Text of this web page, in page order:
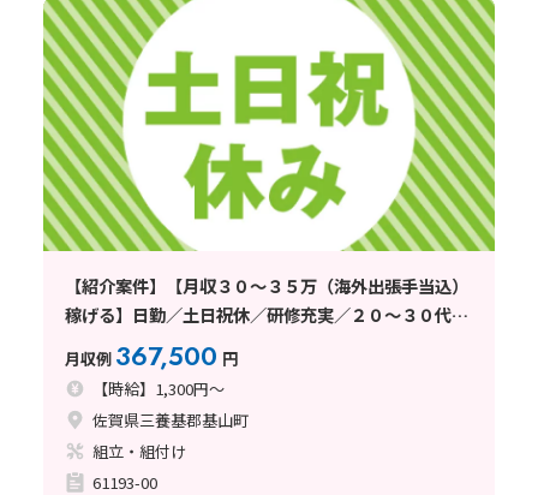
【紹介案件】【月収３０～３５万（海外出張手当込）
稼げる】日勤／土日祝休／研修充実／２０～３０代男
女未経験者活躍中
月収例 367,500 円
【時給】1,300円～
佐賀県三養基郡基山町
組立・組付け
61193-00